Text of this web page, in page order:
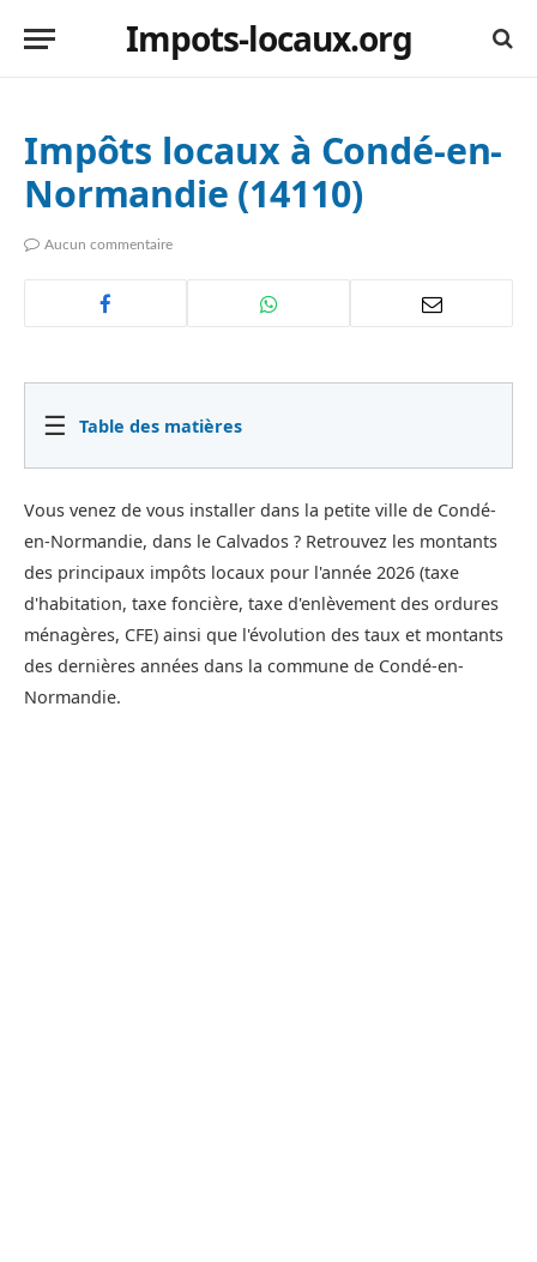
Impots-locaux.org
Impôts locaux à Condé-en-
Normandie (14110)
Aucun commentaire
☰ Table des matières
Vous venez de vous installer dans la petite ville de Condé-
en-Normandie, dans le Calvados ? Retrouvez les montants
des principaux impôts locaux pour l'année 2026 (taxe
d'habitation, taxe foncière, taxe d'enlèvement des ordures
ménagères, CFE) ainsi que l'évolution des taux et montants
des dernières années dans la commune de Condé-en-
Normandie.